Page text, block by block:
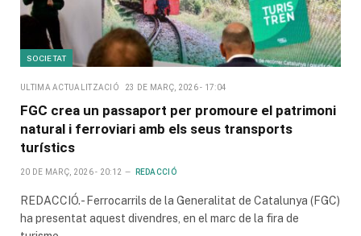
SOCIETAT
ULTIMA ACTUALITZACIÓ 23 DE MARÇ, 2026 - 17:04
FGC crea un passaport per promoure el patrimoni
natural i ferroviari amb els seus transports
turístics
20 DE MARÇ, 2026 - 20:12 REDACCIÓ
REDACCIÓ.- Ferrocarrils de la Generalitat de Catalunya (FGC)
ha presentat aquest divendres, en el marc de la fira de